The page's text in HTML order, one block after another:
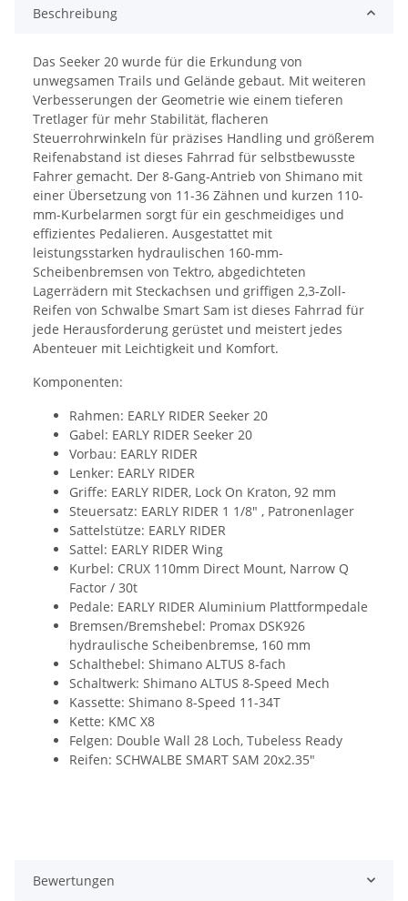
Beschreibung
Das Seeker 20 wurde für die Erkundung von
unwegsamen Trails und Gelände gebaut. Mit weiteren
Verbesserungen der Geometrie wie einem tieferen
Tretlager für mehr Stabilität, flacheren
Steuerrohrwinkeln für präzises Handling und größerem
Reifenabstand ist dieses Fahrrad für selbstbewusste
Fahrer gemacht. Der 8-Gang-Antrieb von Shimano mit
einer Übersetzung von 11-36 Zähnen und kurzen 110-
mm-Kurbelarmen sorgt für ein geschmeidiges und
effizientes Pedalieren. Ausgestattet mit
leistungsstarken hydraulischen 160-mm-
Scheibenbremsen von Tektro, abgedichteten
Lagerrädern mit Steckachsen und griffigen 2,3-Zoll-
Reifen von Schwalbe Smart Sam ist dieses Fahrrad für
jede Herausforderung gerüstet und meistert jedes
Abenteuer mit Leichtigkeit und Komfort.
Komponenten:
Rahmen: EARLY RIDER Seeker 20
Gabel: EARLY RIDER Seeker 20
Vorbau: EARLY RIDER
Lenker: EARLY RIDER
Griffe: EARLY RIDER, Lock On Kraton, 92 mm
Steuersatz: EARLY RIDER 1 1/8" , Patronenlager
Sattelstütze: EARLY RIDER
Sattel: EARLY RIDER Wing
Kurbel: CRUX 110mm Direct Mount, Narrow Q
Factor / 30t
Pedale: EARLY RIDER Aluminium Plattformpedale
Bremsen/Bremshebel: Promax DSK926
hydraulische Scheibenbremse, 160 mm
Schalthebel: Shimano ALTUS 8-fach
Schaltwerk: Shimano ALTUS 8-Speed Mech
Kassette: Shimano 8-Speed 11-34T
Kette: KMC X8
Felgen: Double Wall 28 Loch, Tubeless Ready
Reifen: SCHWALBE SMART SAM 20x2.35"
Bewertungen